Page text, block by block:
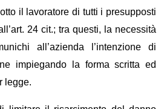
il lavoratore di tutti i presupposti
24 cit.; tra questi, la necessità
all’azienda l’intenzione di
impiegando la forma scritta ed
legge.